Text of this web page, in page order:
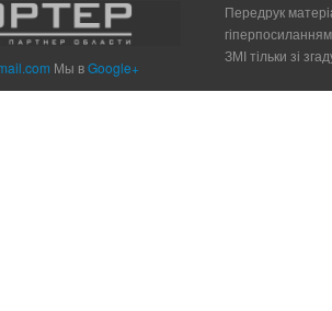
Мы вGoogle+
Передрук
ЗМІ тільки зі